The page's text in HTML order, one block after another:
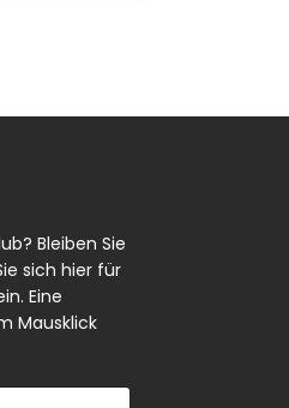
Bleiben Sie
sich hier für
Eine
Mausklick